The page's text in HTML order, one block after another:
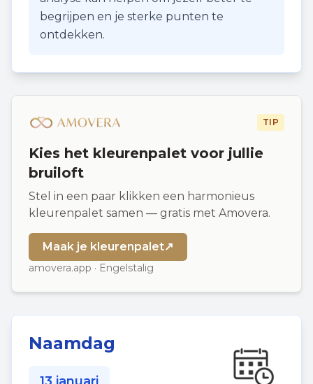
begrijpen en je sterke punten te
ontdekken.
TIP
Kies het kleurenpalet voor jullie
bruiloft
Stel in een paar klikken een harmonieus
kleurenpalet samen — gratis met Amovera.
Maak je kleurenpalet↗
amovera.app · Engelstalig
Naamdag